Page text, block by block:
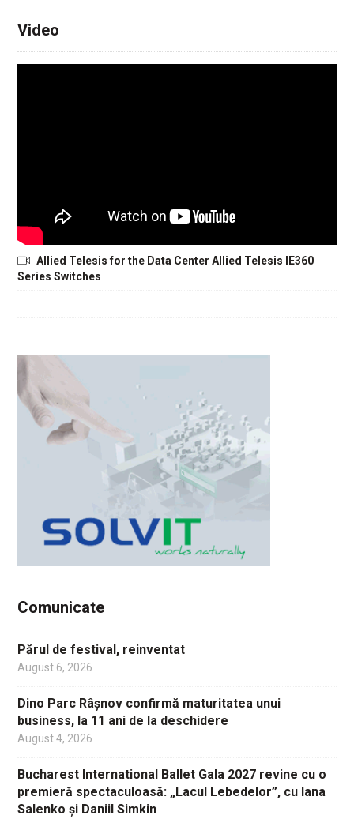
Video
Allied Telesis for the Data Center Allied Telesis IE360
Series Switches
Comunicate
Părul de festival, reinventat
August 6, 2026
Dino Parc Râșnov confirmă maturitatea unui
business, la 11 ani de la deschidere
August 4, 2026
Bucharest International Ballet Gala 2027 revine cu o
premieră spectaculoasă: „Lacul Lebedelor”, cu Iana
Salenko și Daniil Simkin